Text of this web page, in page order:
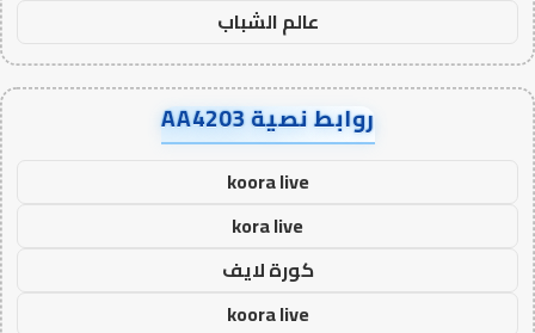
عالم الشباب
روابط نصية AA4203
koora live
kora live
كورة لايف
koora live